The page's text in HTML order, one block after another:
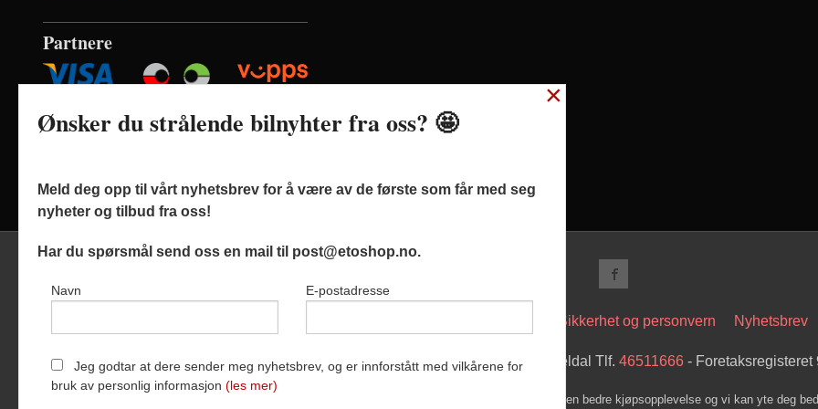
Partnere
Sikkerhet og personvern Nyhetsbrev
Etoshop AS Hovsveien 17 7336 Meldal Tlf. 46511666- Foretaksregisteret
Vår nettbutikk bruker cookies slik at du får en bedre kjøpsopplevelse og vi kan yte deg
×
Ønsker du strålende bilnyhter fra oss? 🤩
Meld deg opp til vårt nyhetsbrev for å være av de første som får med seg
nyheter og tilbud fra oss!
Har du spørsmål send oss en mail til post@etoshop.no.
Navn E-postadresse
Jeg godtar at dere sender meg nyhetsbrev, og er innforstått med vilkårene for
bruk av personlig informasjon (les mer)